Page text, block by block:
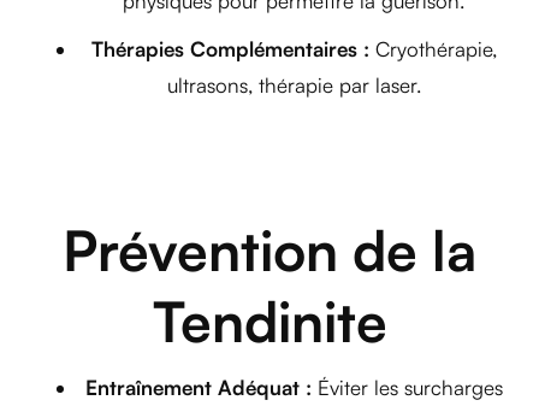
Thérapies Complémentaires : Cryothérapie,
ultrasons, thérapie par laser.
Prévention de la
Tendinite
Entraînement Adéquat : Éviter les surcharges